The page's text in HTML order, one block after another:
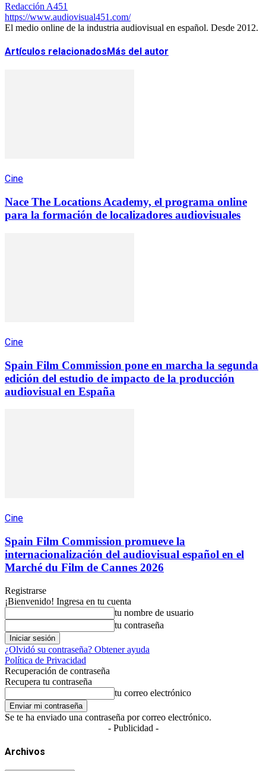
Redacción A451
https://www.audiovisual451.com/
El medio online de la industria audiovisual en español. Desde 2012.
Artículos relacionadosMás del autor
Cine
Nace The Locations Academy, el programa online
para la formación de localizadores audiovisuales
Cine
Spain Film Commission pone en marcha la segunda
edición del estudio de impacto de la producción
audiovisual en España
Cine
Spain Film Commission promueve la
internacionalización del audiovisual español en el
Marché du Film de Cannes 2026
Registrarse
¡Bienvenido! Ingresa en tu cuenta
tu nombre de usuario
tu contraseña
¿Olvidó su contraseña? Obtener ayuda
Política de Privacidad
Recuperación de contraseña
Recupera tu contraseña
tu correo electrónico
Se te ha enviado una contraseña por correo electrónico.
- Publicidad -
Archivos